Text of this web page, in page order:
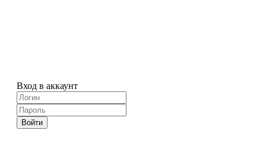
Вход в аккаунт
Войти